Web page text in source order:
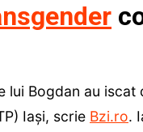
lui Bogdan au
Iași, scrie Bzi.ro.